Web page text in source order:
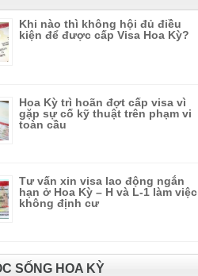
Khi nào thì không hội đủ điều
kiện để được cấp Visa Hoa Kỳ?
Hoa Kỳ trì hoãn đợt cấp visa vì
gặp sự cố kỹ thuật trên phạm vi
toàn cầu
Tư vấn xin visa lao động ngắn
hạn ở Hoa Kỳ – H và L-1 làm việc
không định cư
SỐNG HOA KỲ